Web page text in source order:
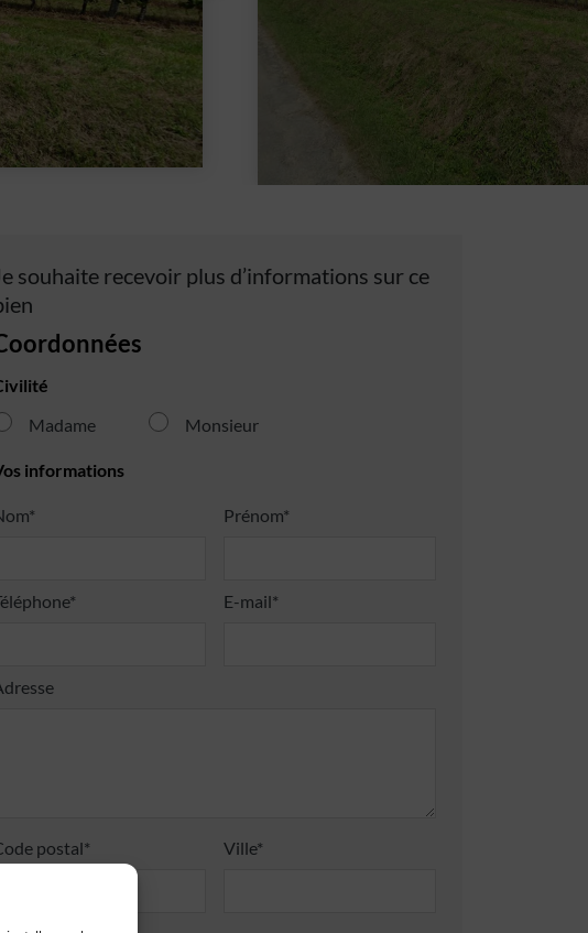
souhaite recevoir plus d’informations sur ce
Madame
Monsieur
informations
Prénom*
E-mail*
postal* Ville*